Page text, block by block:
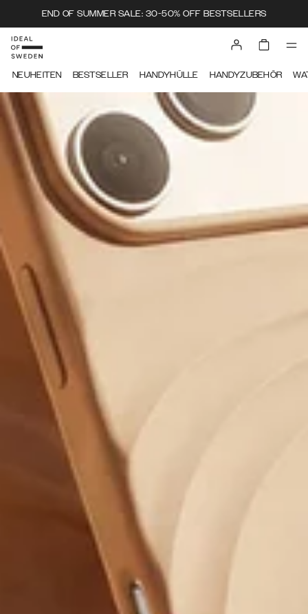
END OF SUMMER SALE: 30-50% OFF BESTSELLERS
IDEAL OF SWEDEN
NEUHEITEN BESTSELLER HANDYHÜLLE HANDYZUBEHÖR